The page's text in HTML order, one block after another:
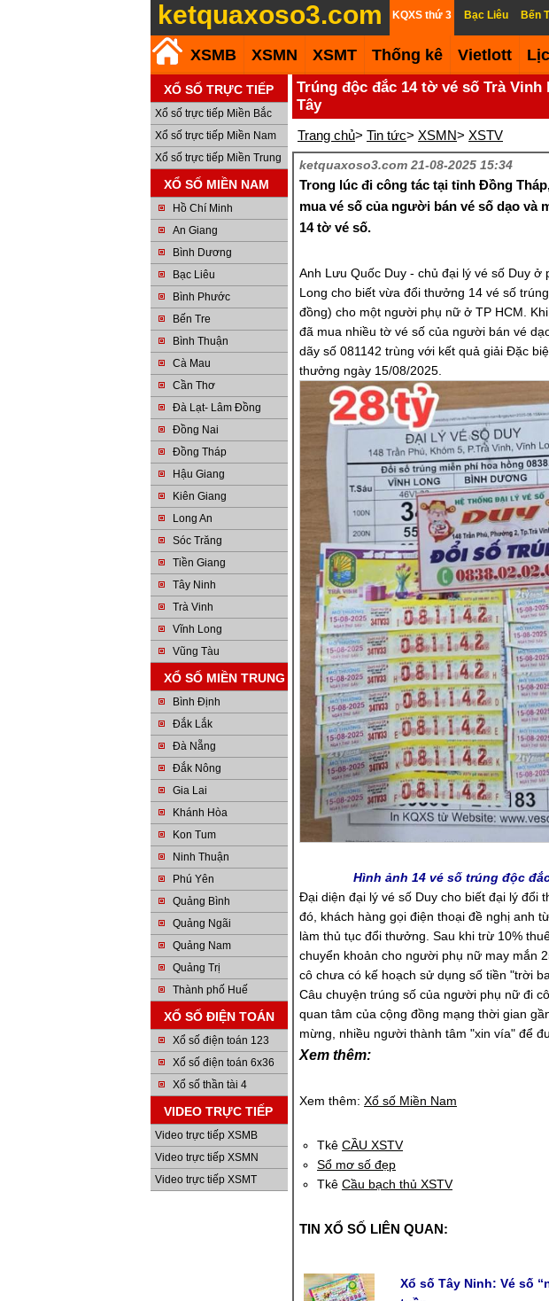
ketquaxoso3.com KQXS thứ 3 Bạc Liêu Bến
XSMB XSMN XSMT Thống kê Vietlott
XỔ SỐ TRỰC TIẾP
Xổ số trực tiếp Miền Bắc
Xổ số trực tiếp Miền Nam
Xổ số trực tiếp Miền Trung
XỔ SỐ MIỀN NAM
Hồ Chí Minh
An Giang
Bình Dương
Bạc Liêu
Bình Phước
Bến Tre
Bình Thuận
Cà Mau
Cần Thơ
Đà Lạt- Lâm Đồng
Đồng Nai
Đồng Tháp
Hậu Giang
Kiên Giang
Long An
Sóc Trăng
Tiền Giang
Tây Ninh
Trà Vinh
Vĩnh Long
Vũng Tàu
XỔ SỐ MIỀN TRUNG
Bình Định
Đắk Lắk
Đà Nẵng
Đắk Nông
Gia Lai
Khánh Hòa
Kon Tum
Ninh Thuận
Phú Yên
Quảng Bình
Quảng Ngãi
Quảng Nam
Quảng Trị
Thành phố Huế
XỔ SỐ ĐIỆN TOÁN
Xổ số điện toán 123
Xổ số điện toán 6x36
Xổ số thần tài 4
VIDEO TRỰC TIẾP
Video trực tiếp XSMB
Video trực tiếp XSMN
Video trực tiếp XSMT
Trúng độc đắc 14 tờ vé số Trà
Tây
Trang chủ> Tin tức> XSMN> XSTV
ketquaxoso3.com 21-08-2025 15:34
Trong lúc đi công tác tại tỉnh Đồng
mua vé số của người bán vé số dạo và
14 tờ vé số.
Anh Lưu Quốc Duy - chủ đại lý vé số Duy ở
Long cho biết vừa đổi thưởng 14 vé số
đồng) cho một người phụ nữ ở TP HCM.
đã mua nhiều tờ vé số của người bán vé
dãy số 081142 trùng với kết quả giải Đặc
thưởng ngày 15/08/2025.
Hình ảnh 14 vé số trúng độc
Đại diện đại lý vé số Duy cho biết đại lý đổi
đó, khách hàng gọi điện thoại đề nghị anh
làm thủ tục đổi thưởng. Sau khi trừ 10%
chuyển khoản cho người phụ nữ may mắn
cô chưa có kế hoạch sử dụng số tiền "trời
Câu chuyện trúng số của người phụ nữ đi
quan tâm của cộng đồng mạng thời gian
mừng, nhiều người thành tâm "xin vía" để
Xem thêm:
Xem thêm: Xổ số Miền Nam
Tkê CẦU XSTV
Sổ mơ số đẹp
Tkê Cầu bạch thủ XSTV
TIN XỔ SỐ LIÊN QUAN:
Xổ số Tây Ninh: Vé số